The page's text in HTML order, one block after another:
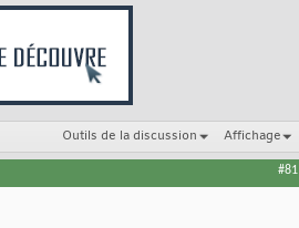
Outils de la discussion Affichage
#81